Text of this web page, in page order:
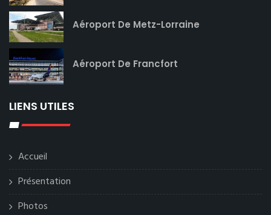
Aéroport De Metz-Lorraine
Aéroport De Francfort
LIENS UTILES
Accueil
Présentation
Photos